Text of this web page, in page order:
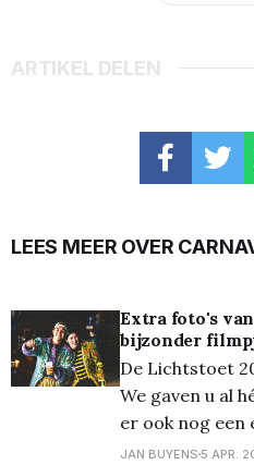
ARTIKEL DELEN
LEES MEER OVER
Extra foto's
bijzonder
De Lichtstoet
We gaven u al
er ook nog een
Boons, te
JAN BUYENS 5 APR.